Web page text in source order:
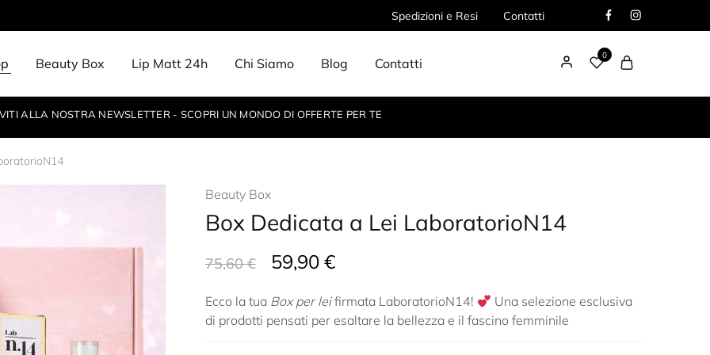
Spedizioni e Resi Contatti
Beauty Box Lip Matt 24h Chi Siamo Blog Contatti
0
ALLA NOSTRA NEWSLETTER - SCOPRI UN MONDO DI OFFERTE PER TE
Beauty Box
Box Dedicata a Lei LaboratorioN14
75,60€ 59,90 €
Ecco la tua Box per leifirmata LaboratorioN14!
Una selezione esclusiva
di prodotti pensati per esaltare la bellezza e il fascino femminile